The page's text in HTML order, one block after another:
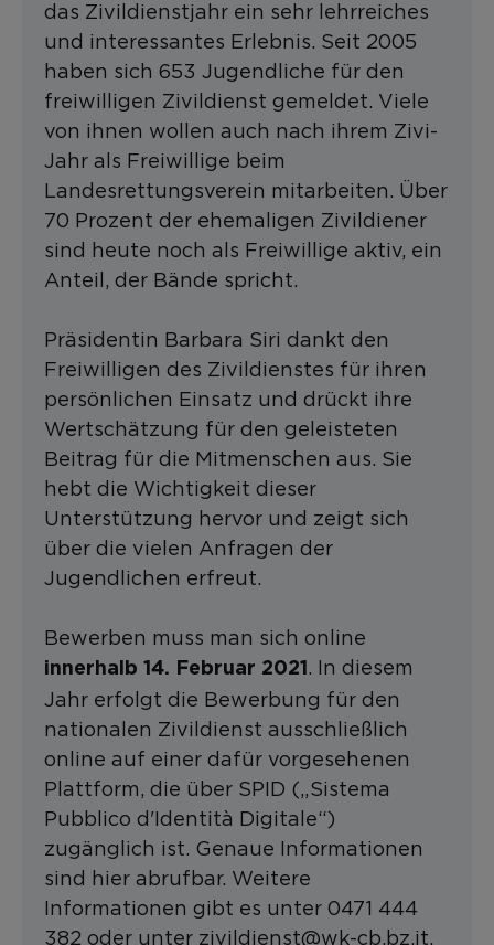
das Zivildienstjahr ein sehr lehrreiches
und interessantes Erlebnis. Seit 2005
haben sich 653 Jugendliche für den
freiwilligen Zivildienst gemeldet. Viele
von ihnen wollen auch nach ihrem Zivi-
Jahr als Freiwillige beim
Landesrettungsverein mitarbeiten. Über
70 Prozent der ehemaligen Zivildiener
sind heute noch als Freiwillige aktiv, ein
Anteil, der Bände spricht.
Präsidentin Barbara Siri dankt den
Freiwilligen des Zivildienstes für ihren
persönlichen Einsatz und drückt ihre
Wertschätzung für den geleisteten
Beitrag für die Mitmenschen aus. Sie
hebt die Wichtigkeit dieser
Unterstützung hervor und zeigt sich
über die vielen Anfragen der
Jugendlichen erfreut.
Bewerben muss man sich online
innerhalb 14. Februar 2021 . In diesem
Jahr erfolgt die Bewerbung für den
nationalen Zivildienst ausschließlich
online auf einer dafür vorgesehenen
Plattform, die über SPID („Sistema
Pubblico d'Identità Digitale“)
zugänglich ist. Genaue Informationen
sind hier abrufbar. Weitere
Informationen gibt es unter 0471 444
382 oder unter zivildienst@wk-cb.bz.it.